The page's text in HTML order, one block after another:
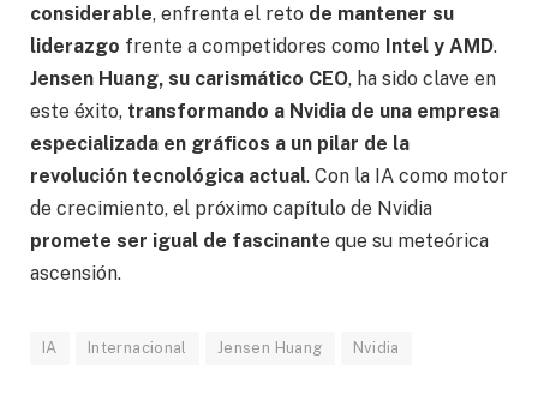
considerable, enfrenta el reto de mantener su
liderazgo frente a competidores como Intel y AMD.
Jensen Huang, su carismático CEO, ha sido clave en
este éxito, transformando a Nvidia de una empresa
especializada en gráficos a un pilar de la
revolución tecnológica actual. Con la IA como motor
de crecimiento, el próximo capítulo de Nvidia
promete ser igual de fascinante que su meteórica
ascensión.
IA Internacional Jensen Huang Nvidia